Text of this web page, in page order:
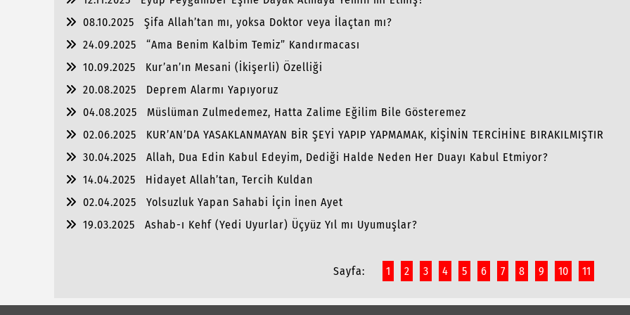
08.10.2025
Şifa Allah’tan mı, yoksa Doktor veya İlaçtan mı?
24.09.2025
“Ama Benim Kalbim Temiz” Kandırmacası
10.09.2025
Kur’an’ın Mesani (İkişerli) Özelliği
20.08.2025
Deprem Alarmı Yapıyoruz
04.08.2025
Müslüman Zulmedemez, Hatta Zalime Eğilim Bile Gösteremez
02.06.2025
KUR’AN’DA YASAKLANMAYAN BİR ŞEYİ YAPIP YAPMAMAK, KİŞİNİN TERCİHİNE BIRAKILMIŞTIR
30.04.2025
Allah, Dua Edin Kabul Edeyim, Dediği Halde Neden Her Duayı Kabul Etmiyor?
14.04.2025
Hidayet Allah’tan, Tercih Kuldan
02.04.2025
Yolsuzluk Yapan Sahabi İçin İnen Ayet
19.03.2025
Ashab-ı Kehf (Yedi Uyurlar) Üçyüz Yıl mı Uyumuşlar?
Sayfa: 1 2 3 4 5 6 7 8 9 10 11